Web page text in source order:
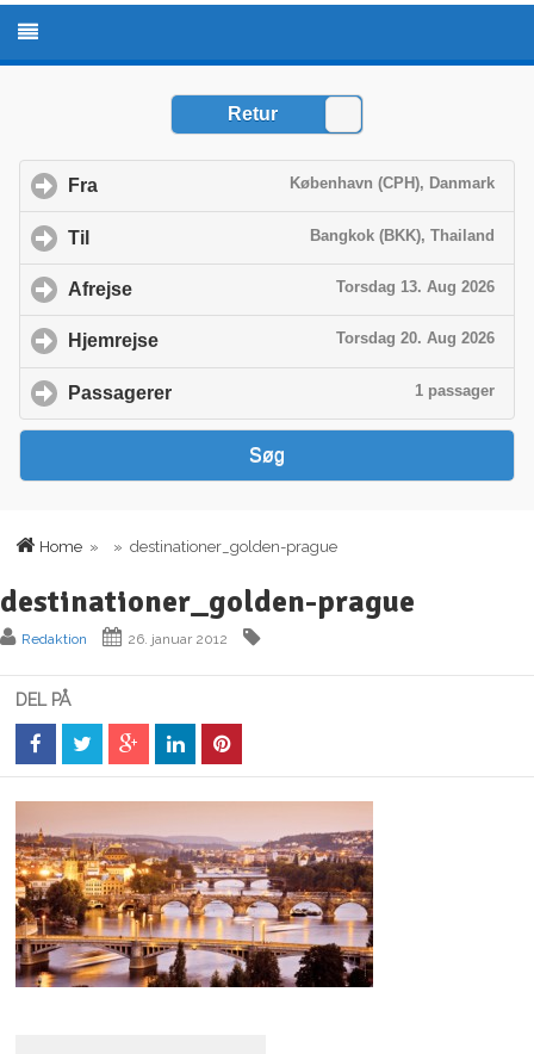
Home » » destinationer_golden-prague
destinationer_golden-prague
Redaktion 26. januar 2012
DEL PÅ